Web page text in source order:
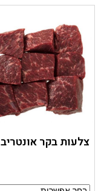
צלעות בקר אונטריב 2